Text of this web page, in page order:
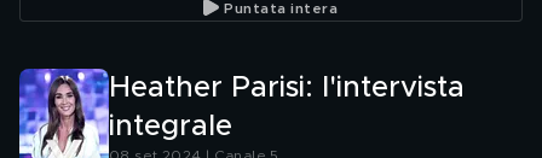
Puntata intera
Heather Parisi: l'intervista
integrale